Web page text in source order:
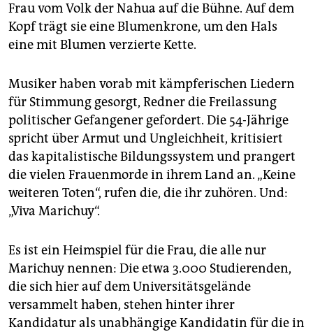
Frau vom Volk der Nahua auf die Bühne. Auf dem
Kopf trägt sie eine Blumenkrone, um den Hals
eine mit Blumen verzierte Kette.
Musiker haben vorab mit kämpferischen Liedern
für Stimmung gesorgt, Redner die Freilassung
politischer Gefangener gefordert. Die 54-Jährige
spricht über Armut und Ungleichheit, kritisiert
das kapitalistische Bildungssystem und prangert
die vielen Frauenmorde in ihrem Land an. „Keine
weiteren Toten“, rufen die, die ihr zuhören. Und:
„Viva Marichuy“.
Es ist ein Heimspiel für die Frau, die alle nur
Marichuy nennen: Die etwa 3.000 Studierenden,
die sich hier auf dem Universitätsgelände
versammelt haben, stehen hinter ihrer
Kandidatur als unabhängige Kandidatin für die in